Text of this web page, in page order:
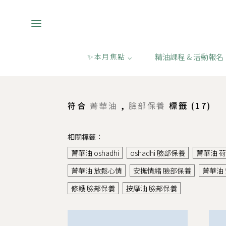
✨本月焦點 ⌵ 精油課程 & 活動報名
符合 菁華油 , 臉部保養標籤 (17)
相關標籤：
菁華油 oshadhi
oshadhi 臉部保養
菁華油
菁華油 放鬆心情
安撫情緒 臉部保養
菁華油
修護 臉部保養
按摩油 臉部保養